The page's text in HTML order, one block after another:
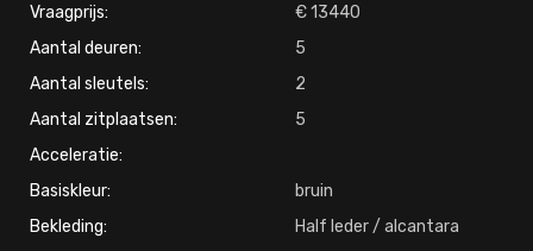
Vraagprijs:
13440
Aantal deuren:
5
Aantal sleutels:
2
Aantal zitplaatsen:
5
Acceleratie:
Basiskleur:
bruin
Bekleding:
Half leder / alcantara